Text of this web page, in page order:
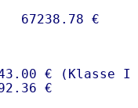
€ (Klasse I)
€